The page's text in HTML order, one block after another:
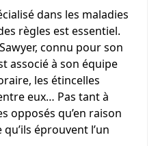
dans les maladies
règles est essentiel.
connu pour son
associé à son équipe
les étincelles
eux… Pas tant à
opposés qu’en raison
éprouvent l’un